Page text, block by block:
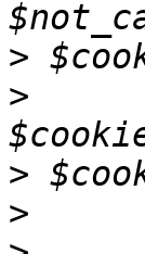
>
>
>
>